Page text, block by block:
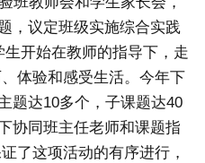
，议定班级实施综合实践
开始在教师的指导下，走
体验和感受生活。今年下
题达10多个，子课题达40
协同班主任老师和课题指
了这项活动的有序进行，